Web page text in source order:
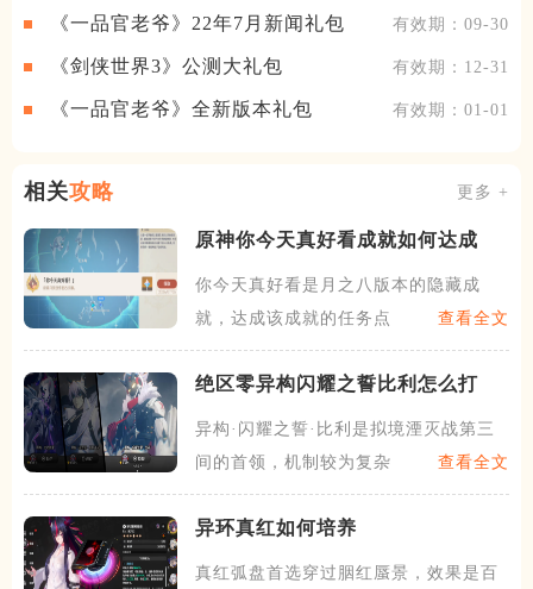
《一品官老爷》22年7月新闻礼包 有效期：09-30
《剑侠世界3》公测大礼包 有效期：12-31
《一品官老爷》全新版本礼包 有效期：01-01
相关攻略 更多 +
原神你今天真好看成就如何达成
你今天真好看是月之八版本的隐藏成
就，达成该成就的任务点位需要查看全文
绝区零异构闪耀之誓比利怎么打
异构·闪耀之誓·比利是拟境湮灭战第三
间的首领，机制较为复杂，
查看全文
异环真红如何培养
真红弧盘首选穿过胭红蜃景，效果是百